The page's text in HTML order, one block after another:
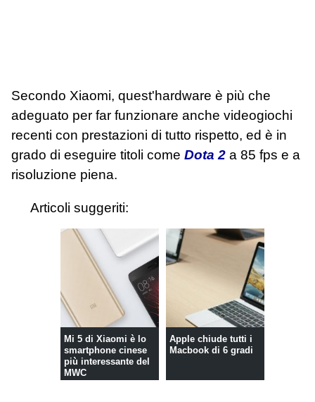
Secondo Xiaomi, quest'hardware è più che
adeguato per far funzionare anche videogiochi
recenti con prestazioni di tutto rispetto, ed è in
grado di eseguire titoli come Dota 2 a 85 fps e a
risoluzione piena.
Articoli suggeriti:
Mi 5 di Xiaomi è lo
smartphone cinese
più interessante del
MWC
Apple chiude tutti i
Macbook di 6 gradi